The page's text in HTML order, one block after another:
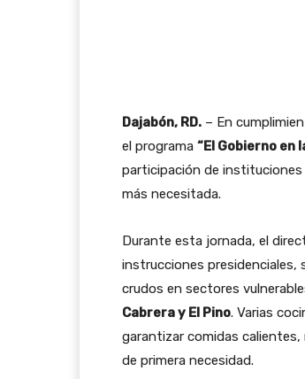
Dajabón, RD. – En
el programa “El Gobierno en
participación de
más necesitada.
Durante esta jornada, el
instrucciones
crudos en sectores
Cabrera y El Pino. Varias
garantizar comidas
de primera necesidad.